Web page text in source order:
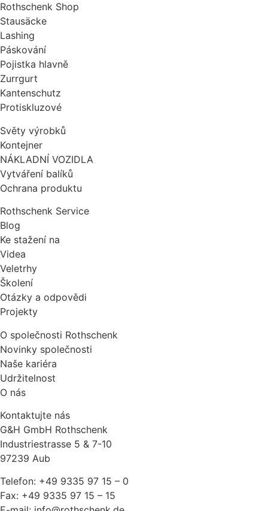
Rothschenk Shop
Stausäcke
Lashing
Páskování
Pojistka hlavně
Zurrgurt
Kantenschutz
Protiskluzové
Světy výrobků
Kontejner
NÁKLADNÍ VOZIDLA
Vytváření balíků
Ochrana produktu
Rothschenk Service
Blog
Ke stažení na
Videa
Veletrhy
Školení
Otázky a odpovědi
Projekty
O společnosti Rothschenk
Novinky společnosti
Naše kariéra
Udržitelnost
O nás
Kontaktujte nás
G&H GmbH Rothschenk
Industriestrasse 5 & 7-10
97239 Aub
Telefon: +49 9335 97 15 – 0
Fax: +49 9335 97 15 – 15